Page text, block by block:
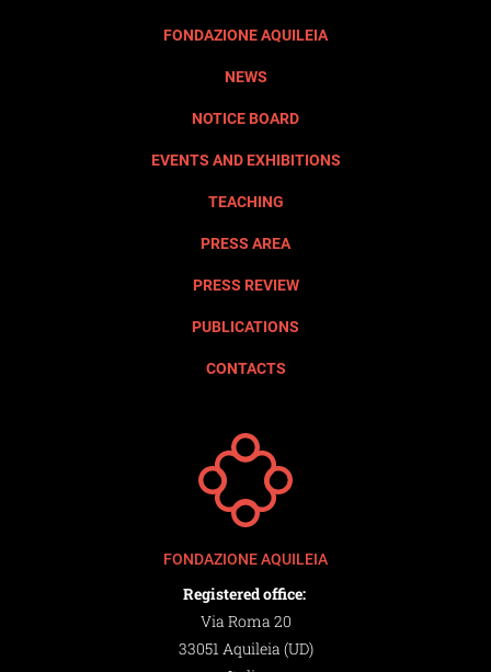
FONDAZIONE AQUILEIA
NEWS
NOTICE BOARD
EVENTS AND EXHIBITIONS
TEACHING
PRESS AREA
PRESS REVIEW
PUBLICATIONS
CONTACTS
FONDAZIONE AQUILEIA
Registered office:
Via Roma 20
33051 Aquileia (UD)